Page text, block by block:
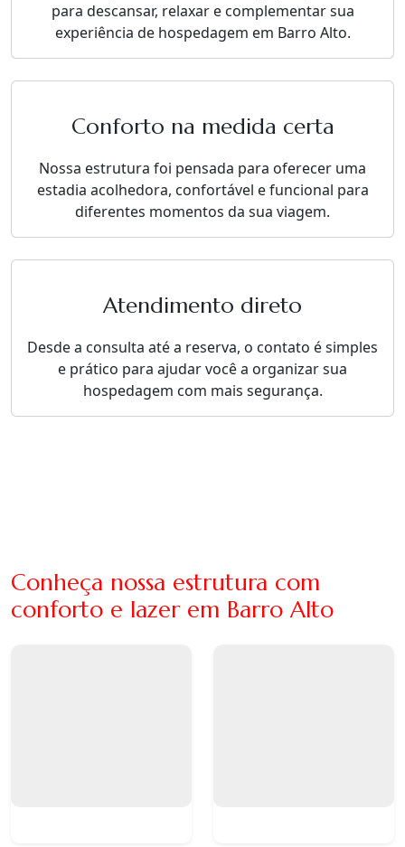
para descansar, relaxar e complementar sua
experiência de hospedagem em Barro Alto.
Conforto na medida certa
Nossa estrutura foi pensada para oferecer uma
estadia acolhedora, confortável e funcional para
diferentes momentos da sua viagem.
Atendimento direto
Desde a consulta até a reserva, o contato é simples
e prático para ajudar você a organizar sua
hospedagem com mais segurança.
Conheça nossa estrutura com
conforto e lazer em Barro Alto